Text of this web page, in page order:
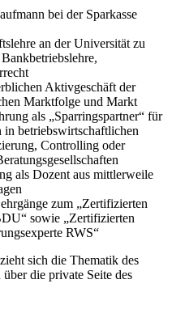
bei der Sparkasse
an der Universität zu
Aktivgeschäft der
Marktfolge und Markt
als „Sparringspartner“ für
in betriebswirtschaftlichen
Controlling oder
als Dozent aus mittlerweile
zum „Zertifizierten
sowie „Zertifizierten
RWS“
sich die Thematik des
die private Seite des